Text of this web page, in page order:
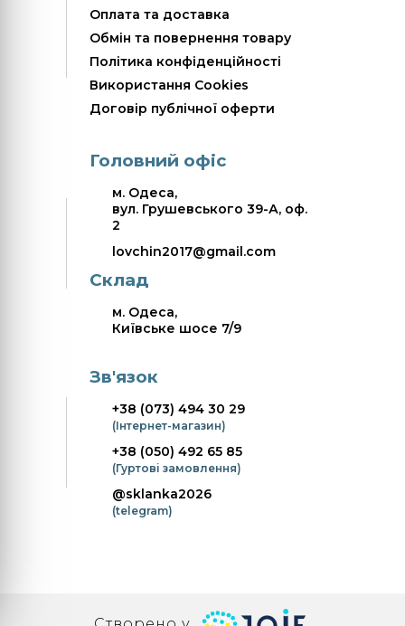
Оплата та доставка
Обмін та повернення товару
Політика конфіденційності
Використання Cookies
Договір публічної оферти
Головний офіс
м. Одеса,
вул. Грушевського 39-А, оф.
2
lovchin2017@gmail.com
Склад
м. Одеса,
Київське шосе 7/9
Зв'язок
+38 (073) 494 30 29
(Інтернет-магазин)
+38 (050) 492 65 85
(Гуртові замовлення)
@sklanka2026
(telegram)